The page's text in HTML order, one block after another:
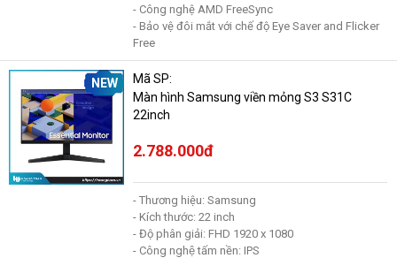
- Công nghệ AMD FreeSync
- Bảo vệ đôi mắt với chế độ Eye Saver and Flicker
Free
NEW
Mã SP:
Màn hình Samsung viền mỏng S3 S31C
22inch
2.788.000đ
- Thương hiệu: Samsung
- Kích thước: 22 inch
- Độ phân giải: FHD 1920 x 1080
- Công nghệ tấm nền: IPS